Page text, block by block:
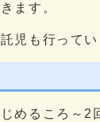
ます。
児も行ってい
めるころ～2